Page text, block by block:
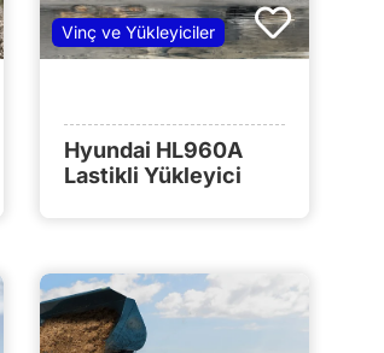
Vinç ve Yükleyiciler
Hyundai HL960A
Lastikli Yükleyici